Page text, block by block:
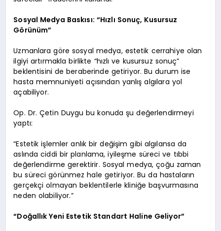
Sosyal Medya Baskısı: “Hızlı Sonuç, Kusursuz
Görünüm”
Uzmanlara göre sosyal medya, estetik cerrahiye olan
ilgiyi artırmakla birlikte “hızlı ve kusursuz sonuç”
beklentisini de beraberinde getiriyor. Bu durum ise
hasta memnuniyeti açısından yanlış algılara yol
açabiliyor.
Op. Dr. Çetin Duygu bu konuda şu değerlendirmeyi
yaptı:
“Estetik işlemler anlık bir değişim gibi algılansa da
aslında ciddi bir planlama, iyileşme süreci ve tıbbi
değerlendirme gerektirir. Sosyal medya, çoğu zaman
bu süreci görünmez hale getiriyor. Bu da hastaların
gerçekçi olmayan beklentilerle kliniğe başvurmasına
neden olabiliyor.”
“Doğallık Yeni Estetik Standart Haline Geliyor”